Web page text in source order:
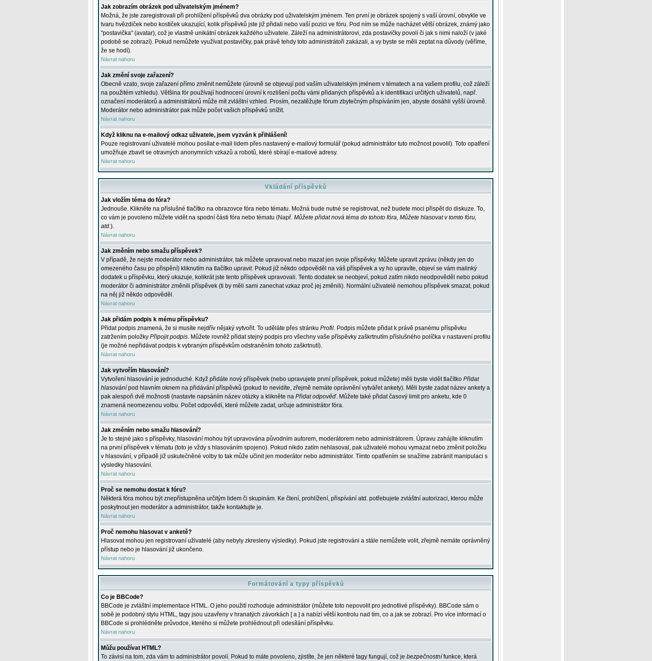
Jak zobrazím obrázek pod uživatelským jménem?
Možná, že jste zaregistrovali při prohlížení příspěvků dva obrázky pod uživatelským jménem. Ten první je obrázek spojený s vaší úrovní, obvykle ve
tvaru hvězdiček nebo kostiček ukazující, kolik příspěvků jste již přidali nebo vaší pozici ve fóru. Pod ním se může nacházet větší obrázek, známý jako
"postavička" (avatar), což je vlastně unikátní obrázek každého uživatele. Záleží na administrátorovi, zda postavičky povolí či jak s nimi naloží (v jaké
podobě se zobrazí). Pokud nemůžete využívat postavičky, pak právě tehdy toto administrátoři zakázali, a vy byste se měli zeptat na důvody (věříme,
že se hodí).
Návrat nahoru
Jak změní svoje zařazení?
Obecně vzato, svoje zařazení přímo změnit nemůžete (úrovně se objevují pod vaším uživatelským jménem v tématech a na vašem profilu, což záleží
na použitém vzhledu). Většina fór používají hodnocení úrovní k rozlišení počtu vámi přidaných příspěvků a k identifikaci určitých uživatelů, např.
označení moderátorů a administrátorů může mít zvláštní vzhled. Prosím, nezatěžujte fórum zbytečným přispíváním jen, abyste dosáhli vyšší úrovně.
Moderátor nebo administrátor pak může počet vašich příspěvků snížit.
Návrat nahoru
Když kliknu na e-mailový odkaz uživatele, jsem vyzván k přihlášení!
Pouze registrovaní uživatelé mohou posílat e-mail lidem přes nastavený e-mailový formulář (pokud administrátor tuto možnost povolil). Toto opatření
umožňuje zbavit se otravných anonymních vzkazů a robotů, které sbírají e-mailové adresy.
Návrat nahoru
Vkládání příspěvků
Jak vložím téma do fóra?
Jednouše. Klikněte na příslušné tlačítko na obrazovce fóra nebo tématu. Možná bude nutné se registrovat, než budete moci přispět do diskuze. To,
co vám je povoleno můžete vidět na spodní části fóra nebo tématu (Např. Můžete přidat nová téma do tohoto fóra, Můžete hlasovat v tomto fóru,
atd.).
Návrat nahoru
Jak změním nebo smažu příspěvek?
V případě, že nejste moderátor nebo administrátor, tak můžete upravovat nebo mazat jen svoje příspěvky. Můžete upravit zprávu (někdy jen do
omezeného času po přispění) kliknutím na tlačítko upravit. Pokud již někdo odpověděl na váš příspěvek a vy ho upravíte, objeví se vám malinký
dodatek u příspěvku, který ukazuje, kolikrát jste tento příspěvek upravovali. Tento dodatek se neobjeví, pokud zatím nikdo neodpověděl nebo pokud
moderátor či administrátor změnili příspěvek (ti by měli sami zanechat vzkaz proč jej změnili). Normální uživatelé nemohou příspěvek smazat, pokud
na něj již někdo odpověděl.
Návrat nahoru
Jak přidám podpis k mému příspěvku?
Přidat podpis znamená, že si musíte nejdřív nějaký vytvořit. To uděláte přes stránku Profil. Podpis můžete přidat k právě psanému příspěvku
zatržením položky Připojit podpis. Můžete rovněž přidat stejný podpis pro všechny vaše příspěvky zaškrtnutím příslušného políčka v nastavení profilu
(je možné nepřidávat podpis k vybraným příspěvkům odstraněním tohoto zaškrtnutí).
Návrat nahoru
Jak vytvořím hlasování?
Vytvoření hlasování je jednoduché. Když přidáte nový příspěvek (nebo upravujete první příspěvek, pokud můžete) měli byste vidět tlačítko Přidat
hlasování pod hlavním oknem na přidávání příspěvků (pokud to nevidíte, zřejmě nemáte oprávnění vytvářet ankety). Měli byste zadat název ankety a
pak alespoň dvě možnosti (nastavte napsáním název otázky a klikněte na Přidat odpověď. Můžete také přidat časový limit pro anketu, kde 0
znamená neomezenou volbu. Počet odpovědí, které můžete zadat, určuje administrátor fóra.
Návrat nahoru
Jak změním nebo smažu hlasování?
Je to stejné jako s příspěvky, hlasování mohou být upravována původním autorem, moderátorem nebo administrátorem. Úpravu zahájíte kliknutím
na první příspěvek v tématu (toto je vždy s hlasováním spojeno). Pokud nikdo zatím nehlasoval, pak uživatelé mohou vymazat nebo změnit položku
v hlasování, v případě již uskutečněné volby to tak může učinit jen moderátor nebo administrátor. Tímto opatřením se snažíme zabránit manipulaci s
výsledky hlasování.
Návrat nahoru
Proč se nemohu dostat k fóru?
Některá fóra mohou být znepřístupněna určitým lidem či skupinám. Ke čtení, prohlížení, přispívání atd. potřebujete zvláštní autorizaci, kterou může
poskytnout jen moderátor a administrátor, takže kontaktujte je.
Návrat nahoru
Proč nemohu hlasovat v anketě?
Hlasovat mohou jen registrovaní uživatelé (aby nebyly zkresleny výsledky). Pokud jste registrováni a stále nemůžete volit, zřejmě nemáte oprávněný
přístup nebo je hlasování již ukončeno.
Návrat nahoru
Formátování a typy příspěvků
Co je BBCode?
BBCode je zvláštní implementace HTML. O jeho použití rozhoduje administrátor (můžete toto nepovolit pro jednotlivé příspěvky). BBCode sám o
sobě je podobný stylu HTML, tagy jsou uzavřeny v hranatých závorkách [ a ] a nabízí větší kontrolu nad tím, co a jak se zobrazí. Pro více informací o
BBCode si prohlédněte průvodce, kterého si můžete prohlédnout při odesílání příspěvku.
Návrat nahoru
Můžu používat HTML?
To závisí na tom, zda vám to administrátor povolí. Pokud to máte povoleno, zjistíte, že jen některé tagy fungují, což je bezpečnostní funkce, která